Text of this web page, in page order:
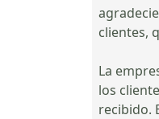
clientes,
La
los
recibido.